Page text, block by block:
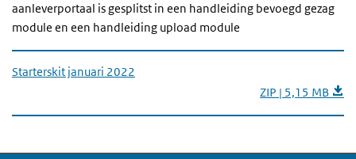
aanleverportaal is gesplitst in een handleiding bevoegd gezag
module en een handleiding upload module
Starterskit januari 2022
ZIP | 5,15 MB